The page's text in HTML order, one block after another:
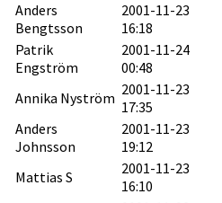
Anders
Bengtsson
2001-11-23
16:18
Patrik
Engström
2001-11-24
00:48
Annika Nyström 2001-11-23
17:35
Anders
Johnsson
2001-11-23
19:12
Mattias S
2001-11-23
16:10